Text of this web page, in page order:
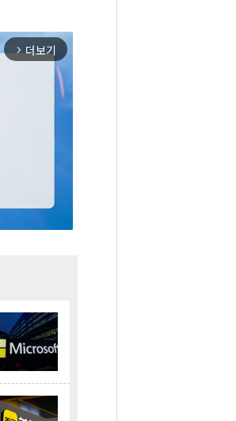
arrow_forward_ios 더보기